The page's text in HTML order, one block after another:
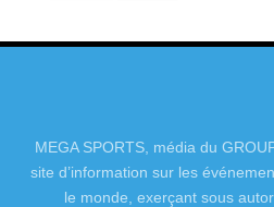
MEGA SPORTS, média du
site d’information sur les
le monde, exerçant sous